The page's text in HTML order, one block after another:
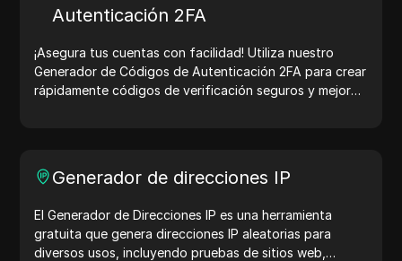
Autenticación 2FA
¡Asegura tus cuentas con facilidad! Utiliza nuestro
Generador de Códigos de Autenticación 2FA para crear
rápidamente códigos de verificación seguros y mejorar
Generador de direcciones IP
El Generador de Direcciones IP es una herramienta
gratuita que genera direcciones IP aleatorias para
diversos usos, incluyendo pruebas de sitios web,